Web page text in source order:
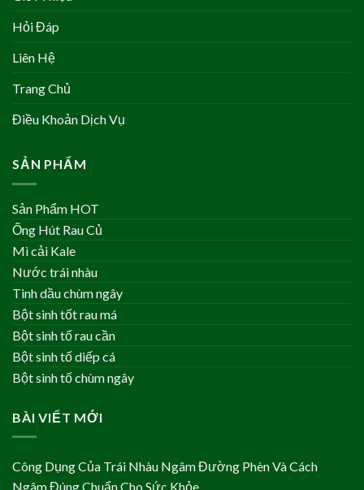
Hỏi Đáp
Liên Hệ
Trang Chủ
Điều Khoản Dịch Vụ
SẢN PHẨM
Sản Phẩm HOT
Ống Hút Rau Củ
Mì cải Kale
Nước trái nhàu
Tinh dầu chùm ngây
Bột sinh tốt rau má
Bột sinh tố rau cần
Bột sinh tố diếp cá
Bột sinh tố chùm ngây
BÀI VIẾT MỚI
Công Dụng Của Trái Nhàu Ngâm Đường Phèn Và Cách
Ngâm Đúng Chuẩn Cho Sức Khỏe